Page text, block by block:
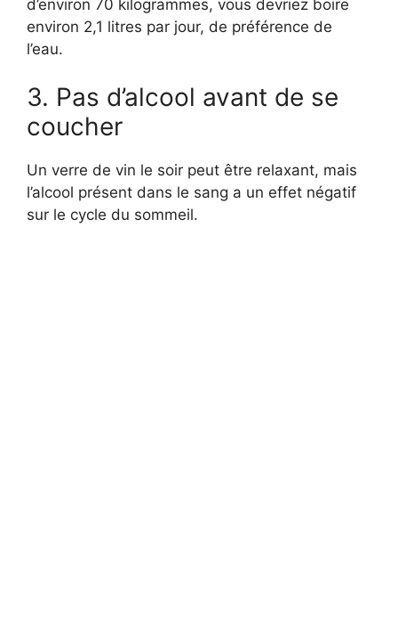
d’environ 70 kilogrammes, vous devriez boire
environ 2,1 litres par jour, de préférence de
l’eau.
3. Pas d’alcool avant de se
coucher
Un verre de vin le soir peut être relaxant, mais
l’alcool présent dans le sang a un effet négatif
sur le cycle du sommeil.